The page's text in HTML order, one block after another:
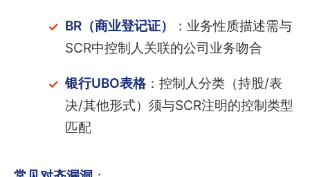
BR（商业登记证）
：业务性质描述需与
SCR中控制人关联的公司业务吻合
银行UBO表格：控制人分类（持股/表
决/其他形式）须与SCR注明的控制类型
匹配